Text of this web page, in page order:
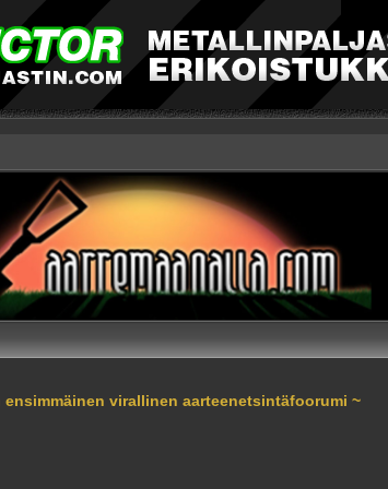
ensimmäinen virallinen aarteenetsintäfoorumi ~